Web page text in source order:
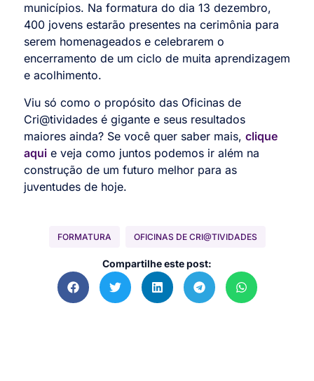
municípios. Na formatura do dia 13 dezembro,
400 jovens estarão presentes na cerimônia para
serem homenageados e celebrarem o
encerramento de um ciclo de muita aprendizagem
e acolhimento.
Viu só como o propósito das Oficinas de
Cri@tividades é gigante e seus resultados
maiores ainda? Se você quer saber mais, clique
aqui e veja como juntos podemos ir além na
construção de um futuro melhor para as
juventudes de hoje.
FORMATURA OFICINAS DE CRI@TIVIDADES
Compartilhe este post: